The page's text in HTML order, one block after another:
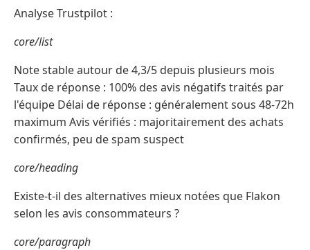
Analyse Trustpilot :
core/list
Note stable autour de 4,3/5 depuis plusieurs mois
Taux de réponse : 100% des avis négatifs traités par
l'équipe Délai de réponse : généralement sous 48-72h
maximum Avis vérifiés : majoritairement des achats
confirmés, peu de spam suspect
core/heading
Existe-t-il des alternatives mieux notées que Flakon
selon les avis consommateurs ?
core/paragraph